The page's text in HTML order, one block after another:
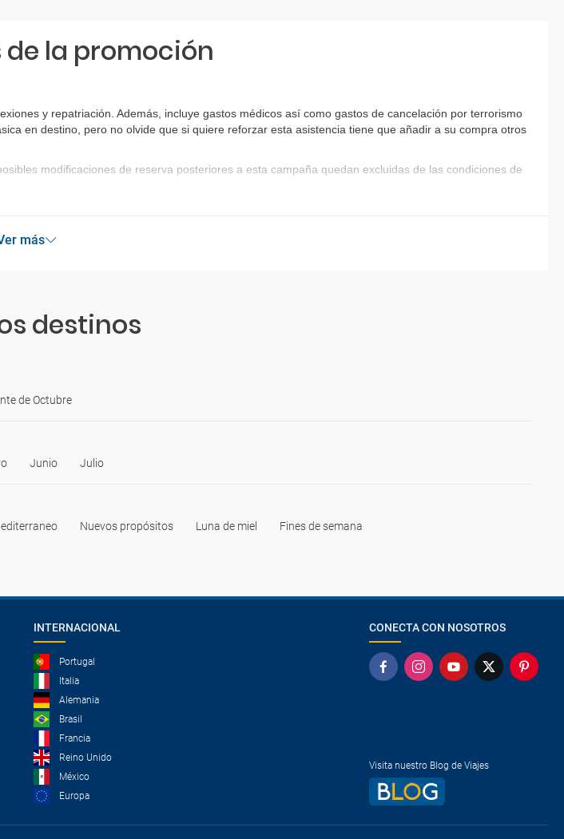
la promoción
y repatriación. Además, incluye gastos médicos así como gastos de cancelación por terrorismo
en destino, pero no olvide que si quiere reforzar esta asistencia tiene que añadir a su compra otros
modificaciones de reserva posteriores a esta campaña quedan excluidas de las condiciones de
más
destinos
de Octubre
Junio Julio
Nuevos propósitos Luna de miel Fines de semana
INTERNACIONAL
Portugal
Italia
Alemania
Brasil
Francia
Reino Unido
México
Europa
CONECTA CON NOSOTROS
Visita nuestro Blog de Viajes